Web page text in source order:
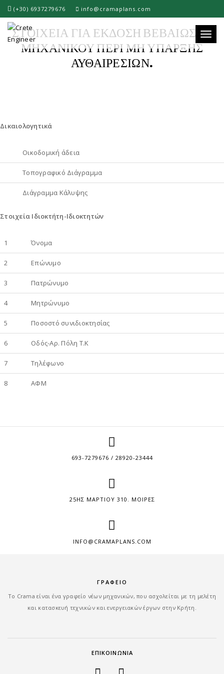
(+30) 6937279676 info@cramaplans.com
ΣΤΟΙΧΕΙΑ ΓΙΑ ΕΚΔΟΣΗ ΒΕΒΑΙΩΣΗΣ
ΜΗΧΑΝΙΚΟΥ ΠΕΡΙ ΜΗ ΥΠΑΡΞΗΣ
ΑΥΘΑΙΡΕΣΙΩΝ.
Δικαιολογητικά
Οικοδομική άδεια
Τοπογραφικό Διάγραμμα
Διάγραμμα Κάλυψης
Στοιχεία Ιδιοκτήτη-Ιδιοκτητών
1 Όνομα
2 Επώνυμο
3 Πατρώνυμο
4 Μητρώνυμο
5 Ποσοστό συνιδιοκτησίας
6 Οδός-Αρ. Πόλη Τ.Κ
7 Τηλέφωνο
8 ΑΦΜ
693-7279676 / 28920-23444
25ΗΣ ΜΑΡΤΙΟΥ 310. ΜΟΙΡΕΣ
INFO@CRAMAPLANS.COM
ΓΡΑΦΕΙΟ
Tο Crama είναι ένα γραφείο νέων μηχανικών, που ασχολείται με τη μελέτη
και κατασκευή τεχνικών και ενεργειακών έργων στην Κρήτη.
ΕΠΙΚΟΙΝΩΝΙΑ